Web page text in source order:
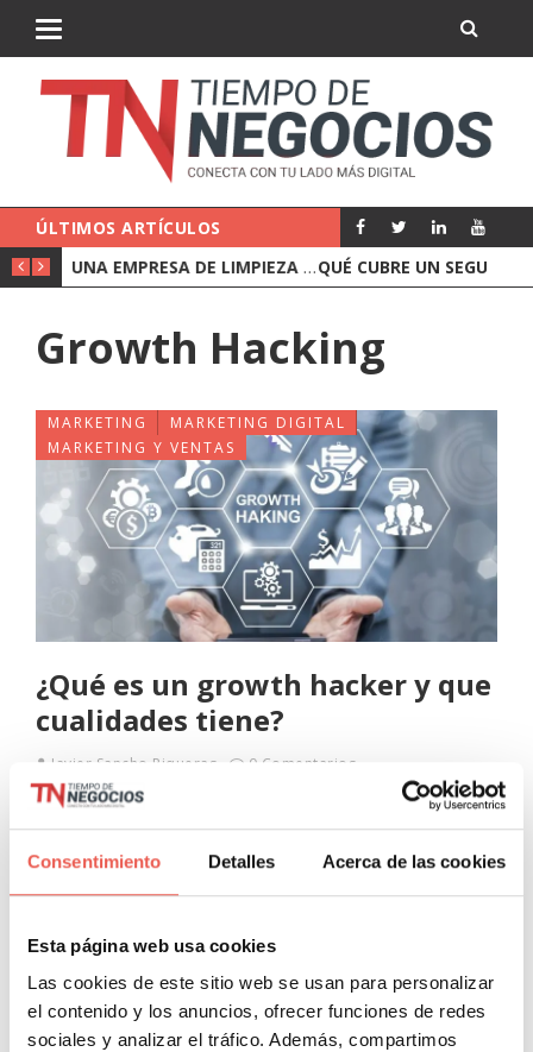
Consentimiento Detalles Acerca de las cookies
Esta página web usa cookies
Las cookies de este sitio web se usan para personalizar
el contenido y los anuncios, ofrecer funciones de redes
sociales y analizar el tráfico. Además, compartimos
ÚLTIMOS ARTÍCULOS
CÓMO CONTRATAR UNA EMPRESA DE LIMPIEZA PARA OFICINAS
Growth Hacking
MARKETING
MARKETING DIGITAL
MARKETING Y VENTAS
¿Qué es un growth hacker y que
cualidades tiene?
Javier Sancho Piqueras 0 Comentarios
Hace algún tiempo, tuve la suerte de acudir como invitado
vez escuché el término Growth Hacker de voz de uno